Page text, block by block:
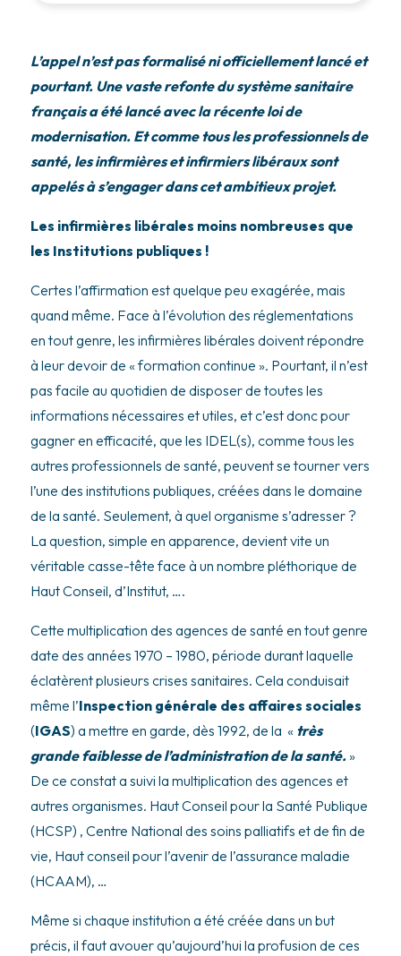
L’appel n’est pas formalisé ni officiellement lancé et
pourtant. Une vaste refonte du système sanitaire
français a été lancé avec la récente loi de
modernisation. Et comme tous les professionnels de
santé, les infirmières et infirmiers libéraux sont
appelés à s’engager dans cet ambitieux projet.
Les infirmières libérales moins nombreuses que
les Institutions publiques !
Certes l’affirmation est quelque peu exagérée, mais
quand même. Face à l’évolution des réglementations
en tout genre, les infirmières libérales doivent répondre
à leur devoir de « formation continue ». Pourtant, il n’est
pas facile au quotidien de disposer de toutes les
informations nécessaires et utiles, et c’est donc pour
gagner en efficacité, que les IDEL(s), comme tous les
autres professionnels de santé, peuvent se tourner vers
l’une des institutions publiques, créées dans le domaine
de la santé. Seulement, à quel organisme s’adresser ?
La question, simple en apparence, devient vite un
véritable casse-tête face à un nombre pléthorique de
Haut Conseil, d’Institut, ….
Cette multiplication des agences de santé en tout genre
date des années 1970 – 1980, période durant laquelle
éclatèrent plusieurs crises sanitaires. Cela conduisait
même l’Inspection générale des affaires sociales
(IGAS) a mettre en garde, dès 1992, de la « très
grande faiblesse de l’administration de la santé.»
De ce constat a suivi la multiplication des agences et
autres organismes. Haut Conseil pour la Santé Publique
(HCSP) , Centre National des soins palliatifs et de fin de
vie, Haut conseil pour l’avenir de l’assurance maladie
(HCAAM), …
Même si chaque institution a été créée dans un but
précis, il faut avouer qu’aujourd’hui la profusion de ces